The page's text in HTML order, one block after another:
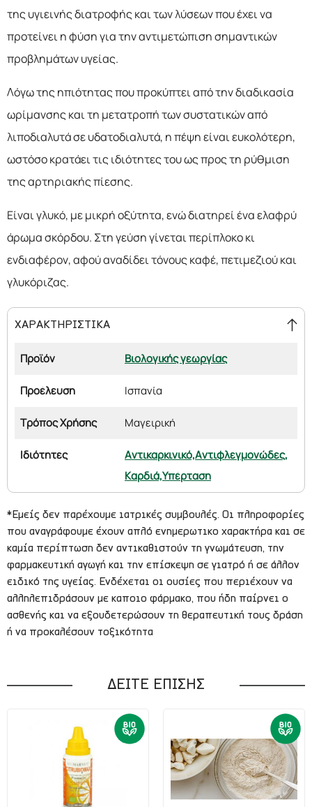
της υγιεινής διατροφής και των λύσεων που έχει να
προτείνει η φύση για την αντιμετώπιση σημαντικών
προβλημάτων υγείας.
Λόγω της ηπιότητας που προκύπτει από την διαδικασία
ωρίμανσης και τη μετατροπή των συστατικών από
λιποδιαλυτά σε υδατοδιαλυτά, η πέψη είναι ευκολότερη,
ωστόσο κρατάει τις ιδιότητες του ως προς τη ρύθμιση
της αρτηριακής πίεσης.
Είναι γλυκό, με μικρή οξύτητα, ενώ διατηρεί ένα ελαφρύ
άρωμα σκόρδου. Στη γεύση γίνεται περίπλοκο κι
ενδιαφέρον, αφού αναδίδει τόνους καφέ, πετιμεζιού και
γλυκόριζας.
ΧΑΡΑΚΤΗΡΙΣΤΙΚΑ
Προϊόν Βιολογικής γεωργίας
Προέλευση Ισπανία
Τρόπος Χρήσης Μαγειρική
Ιδιότητες Αντικαρκινικό,Αντιφλεγμονώδες,
Καρδιά,Υπέρταση
*Εμείς δεν παρέχουμε ιατρικές συμβουλές. Οι πληροφορίες
που αναγράφουμε έχουν απλό ενημερωτικο χαρακτήρα και σε
καμία περίπτωση δεν αντικαθιστούν τη γνωμάτευση, την
φαρμακευτική αγωγή και την επίσκεψη σε γιατρό ή σε άλλον
ειδικό της υγείας. Ενδέχεται οι ουσίες που περιέχουν να
αλληλεπιδράσουν με καποιο φάρμακο, που ήδη παίρνει ο
ασθενής και να εξουδετερώσουν τη θεραπευτική τους δράση
ή να προκαλέσουν τοξικότητα
ΔΕΙΤΕ ΕΠΙΣΗΣ